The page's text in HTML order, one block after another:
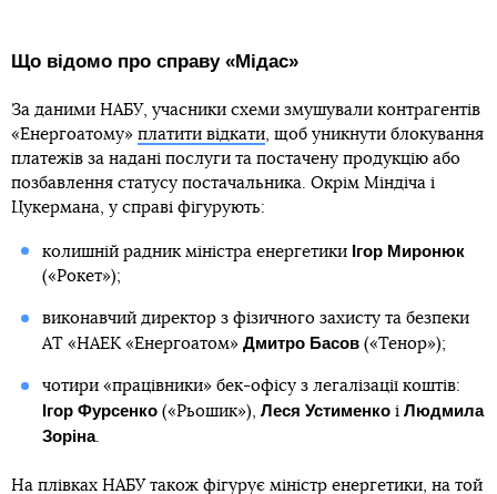
Що відомо про справу «Мідас»
За даними НАБУ, учасники схеми змушували контрагентів
«Енергоатому» платити відкати , щоб уникнути блокування
платежів за надані послуги та постачену продукцію або
позбавлення статусу постачальника. Окрім Міндіча і
Цукермана, у справі фігурують:
колишній радник міністра енергетикиІгор Миронюк
(«Рокет»);
виконавчий директор з фізичного захисту та безпеки
АТ «НАЕК «Енергоатом» Дмитро Басов(«Тенор»);
чотири «працівники» бек-офісу з легалізації коштів:
Ігор Фурсенко(«Рьошик»), Леся Устименкоі Людмила
Зоріна.
На плівках НАБУ також фігурує міністр енергетики , на той